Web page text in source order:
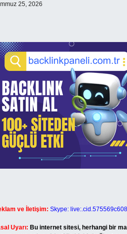
25, 2026
ve İletişim: Skype:
Uyarı: Bu internet sitesi, herhangi bir